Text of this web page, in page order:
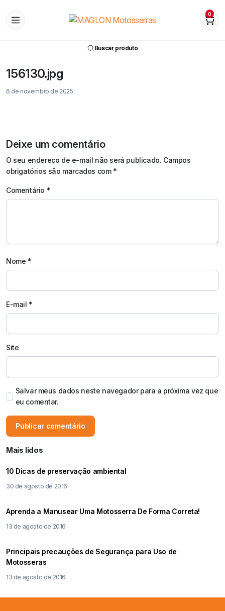
0
Buscar produto
156130.jpg
6 de novembro de 2025
Deixe um comentário
O seu endereço de e-mail não será publicado. Campos
obrigatórios são marcados com *
Comentário *
Nome *
E-mail *
Site
Salvar meus dados neste navegador para a próxima vez que
eu comentar.
Mais lidos
10 Dicas de preservação ambiental
30 de agosto de 2016
Aprenda a Manusear Uma Motosserra De Forma Correta!
13 de agosto de 2016
Principais precauções de Segurança para Uso de
Motosseras
13 de agosto de 2016